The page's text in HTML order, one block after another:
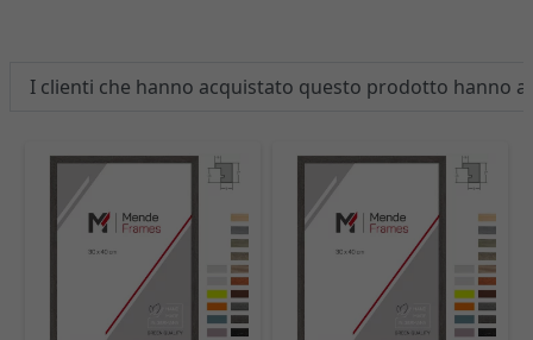
I clienti che hanno acquistato questo prodotto hanno